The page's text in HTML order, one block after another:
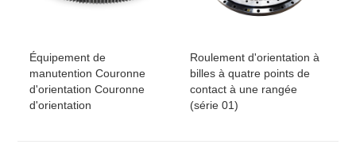
Équipement de
manutention Couronne
d'orientation Couronne
d'orientation
Roulement d'orientation à
billes à quatre points de
contact à une rangée
(série 01)